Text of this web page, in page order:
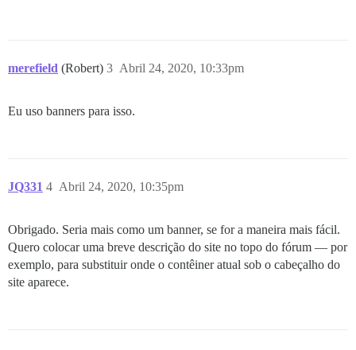
merefield (Robert) Abril 24, 2020, 10:33pm
3
Eu uso banners para isso.
JQ331 Abril 24, 2020, 10:35pm
4
Obrigado. Seria mais como um banner, se for a maneira mais fácil.
Quero colocar uma breve descrição do site no topo do fórum — por
exemplo, para substituir onde o contêiner atual sob o cabeçalho do
site aparece.